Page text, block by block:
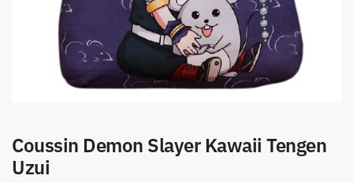
Coussin Demon Slayer Kawaii Tengen
Uzui